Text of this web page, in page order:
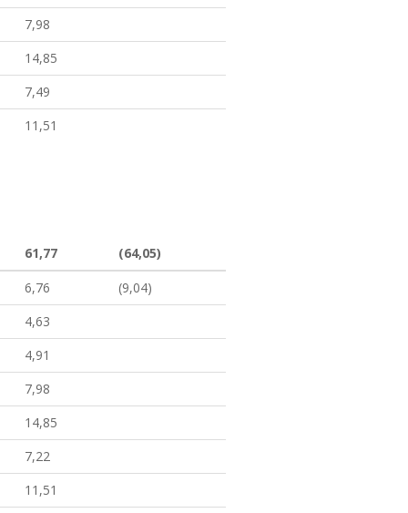
7,98
14,85
7,49
11,51
61,77
(64,05)
6,76
(9,04)
4,63
4,91
7,98
14,85
7,22
11,51